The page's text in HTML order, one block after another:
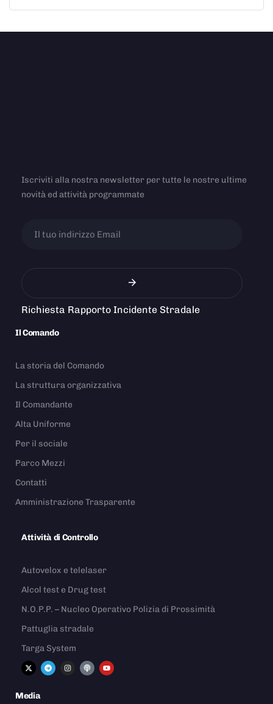
Iscriviti alla nostra newsletter per tutte le nostre ultime
novità ed attività programmate
Richiesta Rapporto Incidente Stradale
Il Comando
La storia del Comando
La struttura organizzativa
Il Comandante
Alta Uniforme
Per il sociale
Parco Mezzi
Contatti
Amministrazione Trasparente
Attività di Controllo
Autovelox e telelaser
Alcol test e Drug test
N.O.P.P. – Nucleo Operativo Polizia di Prossimità
Pattuglia stradale
Targa System
Media